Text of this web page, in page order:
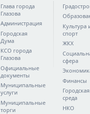
Глава города
Глазова
Администрация
Городская
Дума
КСО города
Глазова
Официальные
документы
Муниципальные
услуги
Муниципальные
торги
Культура
спорт
ЖКХ
сфера
Финансы
Городская
среда
НКО